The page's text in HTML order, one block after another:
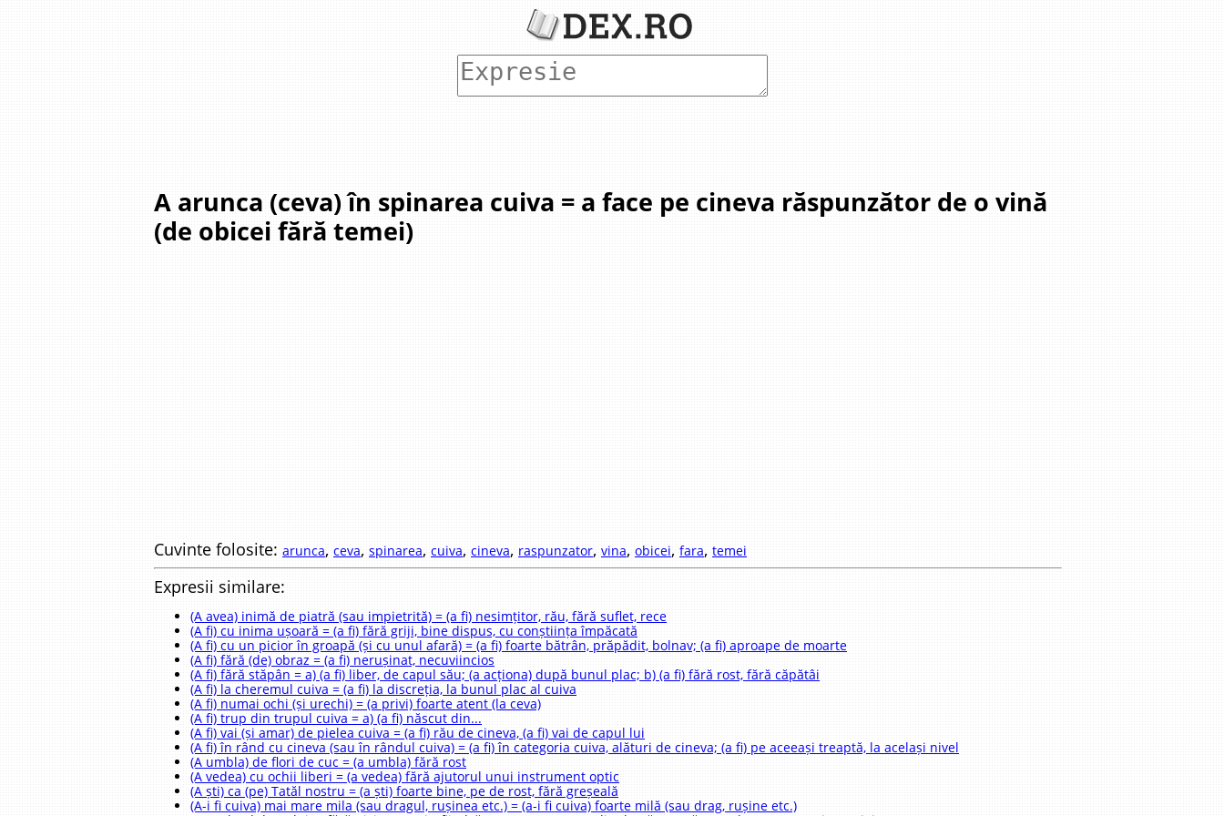
A arunca (ceva) în spinarea cuiva = a face pe cineva răspunzător de o vină
(de obicei fără temei)
Cuvinte folosite: arunca, ceva, spinarea, cuiva, cineva, raspunzator, vina, obicei, fara, temei
Expresii similare:
(A avea) inimă de piatră (sau impietrită) = (a fi) nesimțitor, rău, fără suflet, rece
(A fi) cu inima ușoară = (a fi) fără griji, bine dispus, cu conștiința împăcată
(A fi) cu un picior în groapă (și cu unul afară) = (a fi) foarte bătrân, prăpădit, bolnav; (a fi) aproape de moarte
(A fi) fără (de) obraz = (a fi) nerușinat, necuviincios
(A fi) fără stăpân = a) (a fi) liber, de capul său; (a acționa) după bunul plac; b) (a fi) fără rost, fără căpătâi
(A fi) la cheremul cuiva = (a fi) la discreția, la bunul plac al cuiva
(A fi) numai ochi (și urechi) = (a privi) foarte atent (la ceva)
(A fi) trup din trupul cuiva = a) (a fi) născut din...
(A fi) vai (și amar) de pielea cuiva = (a fi) rău de cineva, (a fi) vai de capul lui
(A fi) în rând cu cineva (sau în rândul cuiva) = (a fi) în categoria cuiva, alături de cineva; (a fi) pe aceeași treaptă, la același nivel
(A umbla) de flori de cuc = (a umbla) fără rost
(A vedea) cu ochii liberi = (a vedea) fără ajutorul unui instrument optic
(A ști) ca (pe) Tatăl nostru = (a ști) foarte bine, pe de rost, fără greșeală
(A-i fi cuiva) mai mare mila (sau dragul, rușinea etc.) = (a-i fi cuiva) foarte milă (sau drag, rușine etc.)